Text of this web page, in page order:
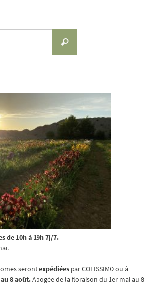
Recherche
de 10h à 19h 7j/7.
serontexpédiées par COLISSIMO ou à
8 août.Apogée de la floraison du 1er mai au 8